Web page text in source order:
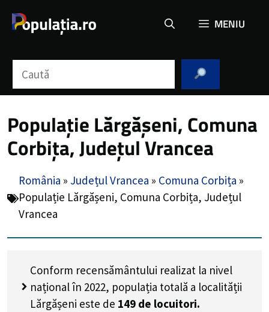
MENIU
Populație Lărgășeni, Comuna
Corbița, Județul Vrancea
România » Județul Vrancea » Comuna Corbița »
Populație Lărgășeni, Comuna Corbița, Județul
Vrancea
Conform recensământului realizat la nivel
național în 2022, populația totală a localității
Lărgășeni este de 149 de locuitori.